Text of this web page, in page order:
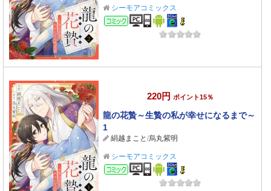
シーモアコミックス
コミック
220円 ポイント15％
龍の花贄～生贄の私が幸せになるまで～
1
絹越まこと /烏丸紫明
シーモアコミックス
コミック